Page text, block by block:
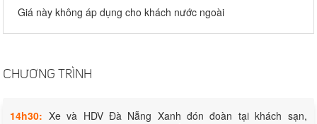
Giá này không áp dụng cho khách nước ngoài
CHƯƠNG TRÌNH
14h30: Xe và HDV Đà Nẵng Xanh đón đoàn tại khách sạn,